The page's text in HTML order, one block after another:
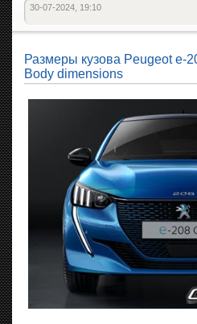
30-07-2024, 19:10
Размеры кузова Peugeot e-
Body dimensions